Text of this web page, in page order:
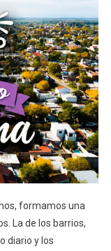
formamos una
La de los barrios,
diario y los